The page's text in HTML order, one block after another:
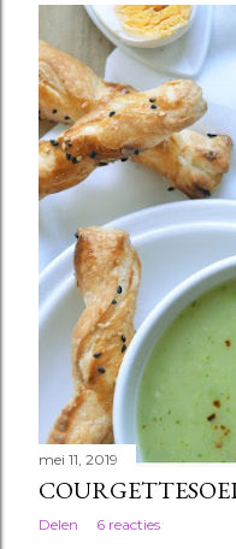
mei 11, 2019
Delen 6 reacties